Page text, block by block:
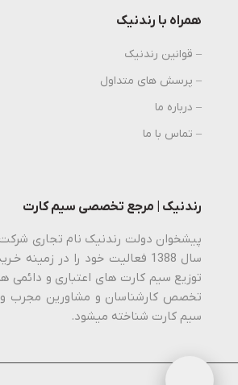
همراه با رندنیک
– قوانین رندنیک
– پرسش های متداول
– درباره ما
– تماس با ما
رندنیک | مرجع تخصصی سیم کارت
توزیع سیم کارت های اعتباری و دائمی
تخصص کارشناسان و مشاورین مجرب
سیم کارت شناخته میشود.